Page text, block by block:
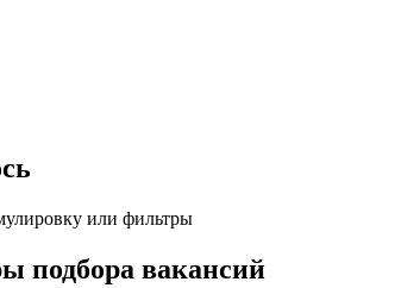
или фильтры
подбора вакансий